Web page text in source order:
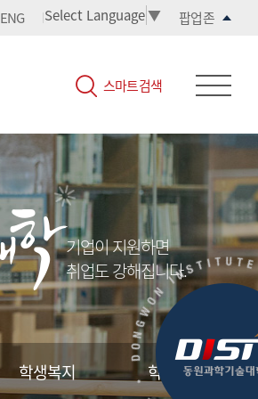
ENG Select Language▼ 팝업존
스마트검색
기업이 지원하면
취업도 강해집니다.
학생복지 학생지원